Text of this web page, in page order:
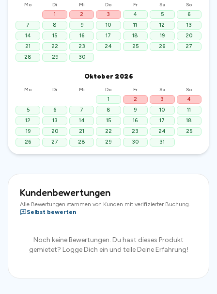
Mo Di Mi Do Fr Sa
So
1
2 3 4 5
6
7
8 9 10 11 12
13
14
15 16 17 18 19
20
21
22 23 24 25 26
27
28
29 30
Oktober 2026
Mo Di Mi Do Fr Sa
So
1
2 3
4
5
6 7 8 9 10
11
12
13 14 15 16 17
18
19
20 21 22 23 24
25
26
27 28 29 30 31
Kundenbewertungen
Alle Bewertungen stammen von Kunden mit verifizierter Buchung.
Selbst bewerten
Noch keine Bewertungen. Du hast dieses Produkt
gemietet? Logge Dich ein und teile Deine Erfahrung!